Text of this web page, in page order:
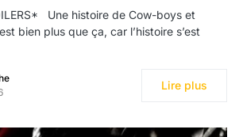
Une histoire de Cow-boys et
bien plus que ça, car l’histoire s’est
Lire plus